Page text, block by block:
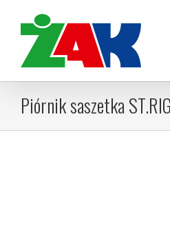
content
Piórnik saszetka